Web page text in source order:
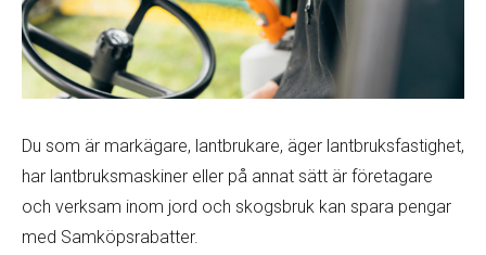
Du som är markägare, lantbrukare, äger lantbruksfastighet,
har lantbruksmaskiner eller på annat sätt är företagare
och verksam inom jord och skogsbruk kan spara pengar
med Samköpsrabatter.